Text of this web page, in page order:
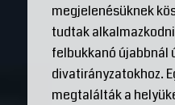
megjelenésüknek
tudtak
felbukkanó újabbnál
divatirányzatokhoz.
megtalálták a